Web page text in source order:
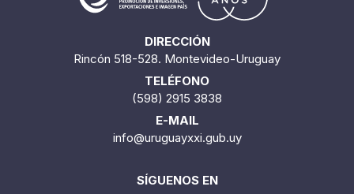
DIRECCIÓN
Rincón 518-528. Montevideo-Uruguay
TELÉFONO
(598) 2915 3838
E-MAIL
info@uruguayxxi.gub.uy
SÍGUENOS EN